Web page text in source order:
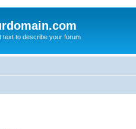
text to describe your forum